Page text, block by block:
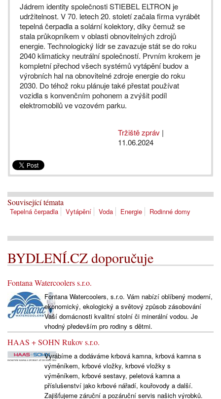
Jádrem identity společnosti STIEBEL ELTRON je
udržitelnost. V 70. letech 20. století začala firma vyrábět
tepelná čerpadla a solární kolektory, díky čemuž se
stala průkopníkem v oblasti obnovitelných zdrojů
energie. Technologický lídr se zavazuje stát se do roku
2040 klimaticky neutrální společností. Prvním krokem je
kompletní přechod všech systémů vytápění budov a
výrobních hal na obnovitelné zdroje energie do roku
2030. Do téhož roku plánuje také přestat používat
vozidla s konvenčním pohonem a zvýšit podíl
elektromobilů ve vozovém parku.
Tržiště zpráv |
11.06.2024
Související témata
Tepelná čerpadla Vytápění Voda Energie Rodinné domy
BYDLENÍ.CZ doporučuje
Fontana Watercoolers s.r.o.
Fontana Watercoolers, s.r.o. Vám nabízí oblíbený moderní,
ekonomický, ekologický a světový způsob zásobování
Vaší domácnosti kvalitní stolní či minerální vodou. Je
vhodný především pro rodiny s dětmi.
HAAS + SOHN Rukov s.r.o.
Vyrábíme a dodáváme krbová kamna, krbová kamna s
výměníkem, krbové vložky, krbové vložky s
výměníkem, krbové sestavy, peletová kamna a
příslušenství jako krbové nářadí, kouřovody a další.
Zajišťujeme záruční a pozáruční servis našich výrobků.